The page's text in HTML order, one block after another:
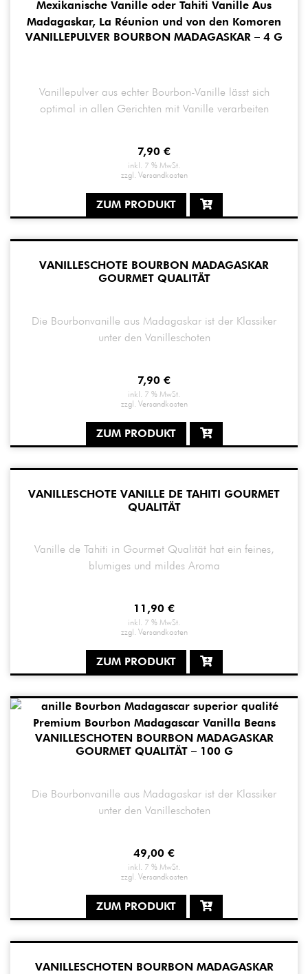
VANILLEPULVER BOURBON MADAGASKAR – 4 G
Vanillepulver aus echter Bourbon-Vanille lässt sich
optimal in allen Gerichten mit Vanille verarbeiten
7,90 €
inkl. 7 % MwSt.
zzgl. Versandkosten
ZUM PRODUKT
VANILLESCHOTE BOURBON MADAGASKAR
GOURMET QUALITÄT
Die Bourbonvanille aus Madagaskar ist der Klassiker
unter den Vanilleschoten
7,90 €
inkl. 7 % MwSt.
zzgl. Versandkosten
ZUM PRODUKT
VANILLESCHOTE VANILLE DE TAHITI GOURMET
QUALITÄT
Vanille de Tahiti in Gourmet Qualität hat ein feines,
blumiges und mildes Aroma
11,90 €
inkl. 7 % MwSt.
zzgl. Versandkosten
ZUM PRODUKT
VANILLESCHOTEN BOURBON MADAGASKAR
GOURMET QUALITÄT – 100 G
Die Bourbonvanille aus Madagaskar ist der Klassiker
unter den Vanilleschoten
49,00 €
inkl. 7 % MwSt.
zzgl. Versandkosten
ZUM PRODUKT
VANILLESCHOTEN BOURBON MADAGASKAR